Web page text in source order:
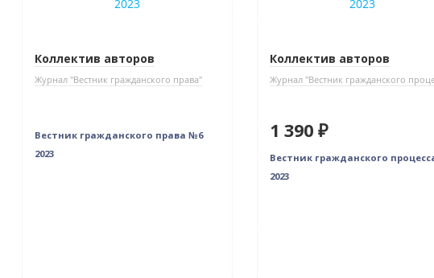
Коллектив авторов
Журнал "Вестник гражданского права"
Вестник гражданского права №6
2023
Коллектив авторов
Журнал "Вестник гражданского
1 390 ₽
Вестник гражданского
2023